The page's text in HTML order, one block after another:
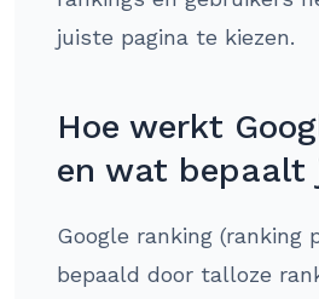
juiste pagina te kiezen.
Hoe werkt
en wat bepaalt
Google ranking (ranking
bepaald door talloze